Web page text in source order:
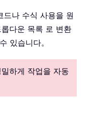
드나 수식 사용을 원
다운 목록 로 변환
있습니다。
하게 작업을 자동